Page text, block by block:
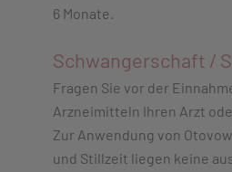
6 Monate.
Schwangerschaft /
Fragen Sie vor der
Arzneimitteln Ihren Arzt
Zur Anwendung von
und Stillzeit liegen keine